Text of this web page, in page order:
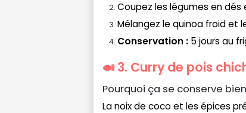
Coupez les légumes en dés
Mélangez le quinoa froid et
Conservation : 5 jours au
🍛 3. Curry de pois
Pourquoi ça se conserve
La noix de coco et les épices